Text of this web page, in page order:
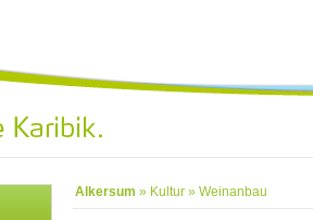
Alkersum » Kultur » Weinanbau